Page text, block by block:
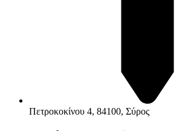
Πετροκοκίνου 4, 84100, Σύρος